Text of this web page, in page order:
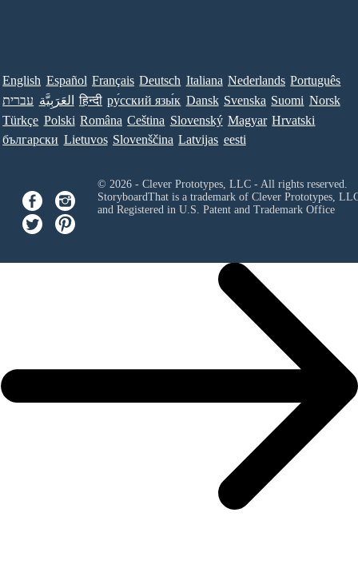
English Español Français Deutsch Italiana Nederlands Português
עברית العَرَبِيَّة हिन्दी ру́сский язы́к Dansk Svenska Suomi Norsk
Türkçe Polski Româna Ceština Slovenský Magyar Hrvatski
български Lietuvos Slovenščina Latvijas eesti
© 2026 - Clever Prototypes, LLC - All rights reserved.
StoryboardThat is a trademark of Clever Prototypes,
and Registered in U.S. Patent and Trademark Office